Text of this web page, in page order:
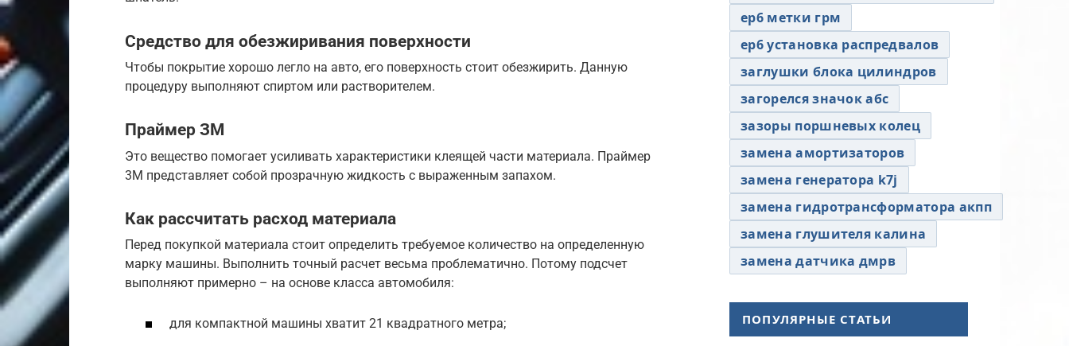
Средство для обезжиривания поверхности
Чтобы покрытие хорошо легло на авто, его поверхность стоит обезжирить. Данную
процедуру выполняют спиртом или растворителем.
Праймер ЗМ
Это вещество помогает усиливать характеристики клеящей части материала. Праймер
3М представляет собой прозрачную жидкость с выраженным запахом.
Как рассчитать расход материала
Перед покупкой материала стоит определить требуемое количество на определенную
марку машины. Выполнить точный расчет весьма проблематично. Потому подсчет
выполняют примерно – на основе класса автомобиля:
для компактной машины хватит 21 квадратного метра;
ер6 метки грм
ер6 установка распредвалов
заглушки блока цилиндров
загорелся значок абс
зазоры поршневых колец
замена амортизаторов
замена генератора k7j
замена гидротрансформатора акпп
замена глушителя калина
замена датчика дмрв
ПОПУЛЯРНЫЕ СТАТЬИ